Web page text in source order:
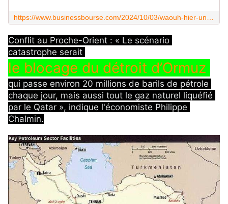
Conflit au Proche-Orient : « Le scénario
catastrophe serait
qui passe environ 20 millions de barils de pétrole
chaque jour, mais aussi tout le gaz naturel liquéfié
par le Qatar », indique l'économiste Philippe
Chalmin.